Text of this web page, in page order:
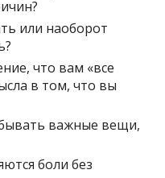
или наоборот
что вам «все
в том, что вы
важные вещи,
боли без